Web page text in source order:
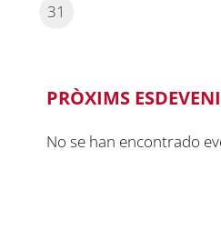
31
PRÒXIMS
No se han encontrado